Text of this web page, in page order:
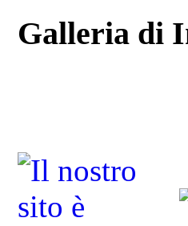
Galleria di